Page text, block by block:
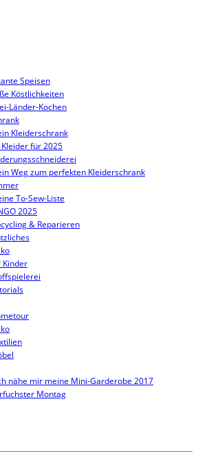
Speisen
Köstlichkeiten
Länder-Kochen
Kleiderschrank
für 2025
Weg zum perfekten Kleiderschrank
To-Sew-Liste
2025
& Reparieren
Kinder
nähe mir meine Mini-Garderobe 2017
Montag